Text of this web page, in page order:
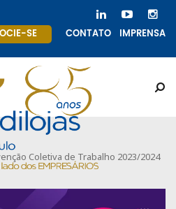
SE CONTATO IMPRENSA
Coletiva de Trabalho 2023/2024